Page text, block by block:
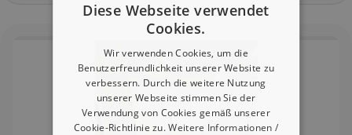
Diese Webseite verwendet
Cookies.
Wir verwenden Cookies, um die
Benutzerfreundlichkeit unserer Website zu
verbessern. Durch die weitere Nutzung
unserer Webseite stimmen Sie der
Verwendung von Cookies gemäß unserer
Cookie-Richtlinie zu.Weitere Informationen /